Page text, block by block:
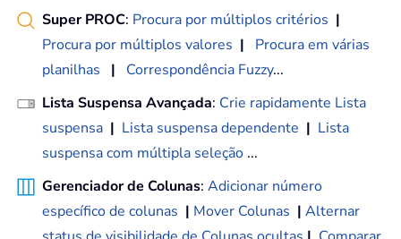
Super PROC: Procura por múltiplos critérios |
Procura por múltiplos valores |
Procura em várias
planilhas
| Correspondência Fuzzy...
Lista Suspensa Avançada: Crie rapidamente Lista
suspensa | Lista suspensa dependente | Lista
suspensa com múltipla seleção ...
Gerenciador de Colunas: Adicionar número
específico de colunas | Mover Colunas | Alternar